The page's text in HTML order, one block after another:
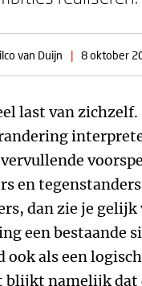
van Duijn | 8 oktober
last van zichzelf.
en
dan zie je gelijk
een bestaande
als een
blijkt namelijk dat